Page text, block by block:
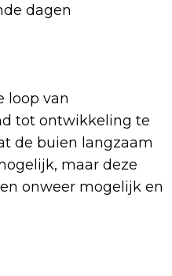
dagen
loop van
tot ontwikkeling te
de buien langzaam
maar deze
onweer mogelijk en